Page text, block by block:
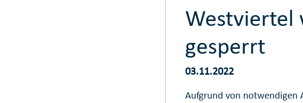
Westviertel
gesperrt
03.11.2022
Aufgrund von notwendigen